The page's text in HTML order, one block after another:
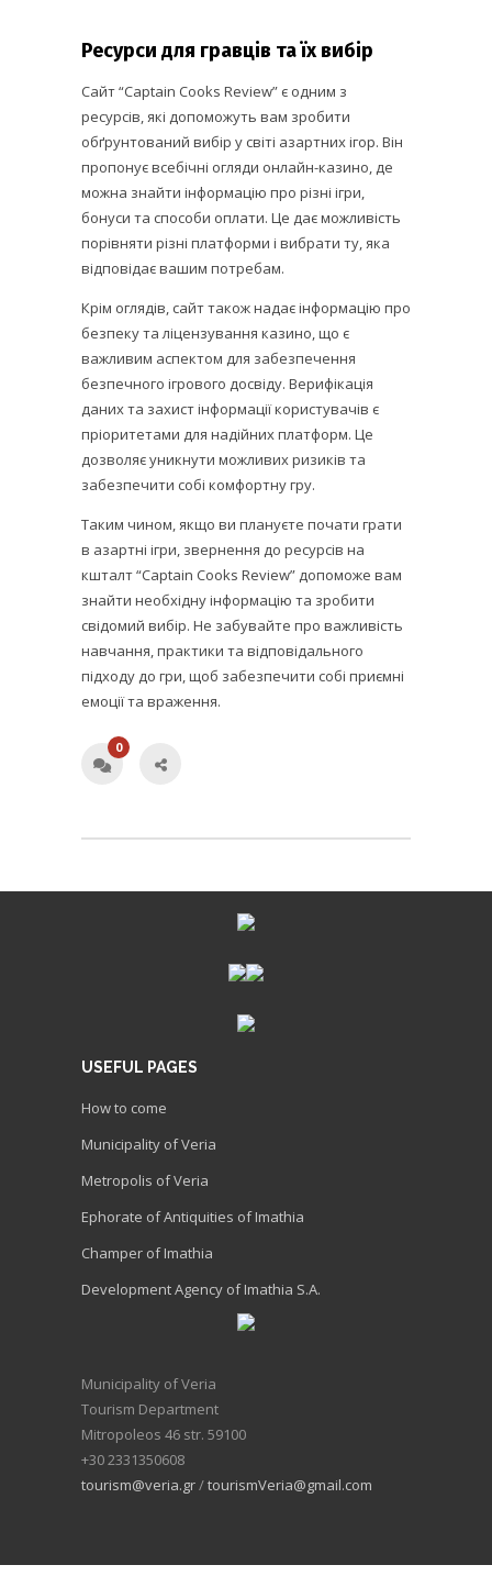
Ресурси для гравців та їх вибір
Сайт “Captain Cooks Review” є одним з
ресурсів, які допоможуть вам зробити
обґрунтований вибір у світі азартних ігор. Він
пропонує всебічні огляди онлайн-казино, де
можна знайти інформацію про різні ігри,
бонуси та способи оплати. Це дає можливість
порівняти різні платформи і вибрати ту, яка
відповідає вашим потребам.
Крім оглядів, сайт також надає інформацію про
безпеку та ліцензування казино, що є
важливим аспектом для забезпечення
безпечного ігрового досвіду. Верифікація
даних та захист інформації користувачів є
пріоритетами для надійних платформ. Це
дозволяє уникнути можливих ризиків та
забезпечити собі комфортну гру.
Таким чином, якщо ви плануєте почати грати
в азартні ігри, звернення до ресурсів на
кшталт “Captain Cooks Review” допоможе вам
знайти необхідну інформацію та зробити
свідомий вибір. Не забувайте про важливість
навчання, практики та відповідального
підходу до гри, щоб забезпечити собі приємні
емоції та враження.
0
USEFUL PAGES
How to come
Municipality of Veria
Metropolis of Veria
Ephorate of Antiquities of Imathia
Champer of Imathia
Development Agency of Imathia S.A.
Municipality of Veria
Tourism Department
Mitropoleos 46 str. 59100
+30 2331350608
tourism@veria.gr/tourismVeria@gmail.com